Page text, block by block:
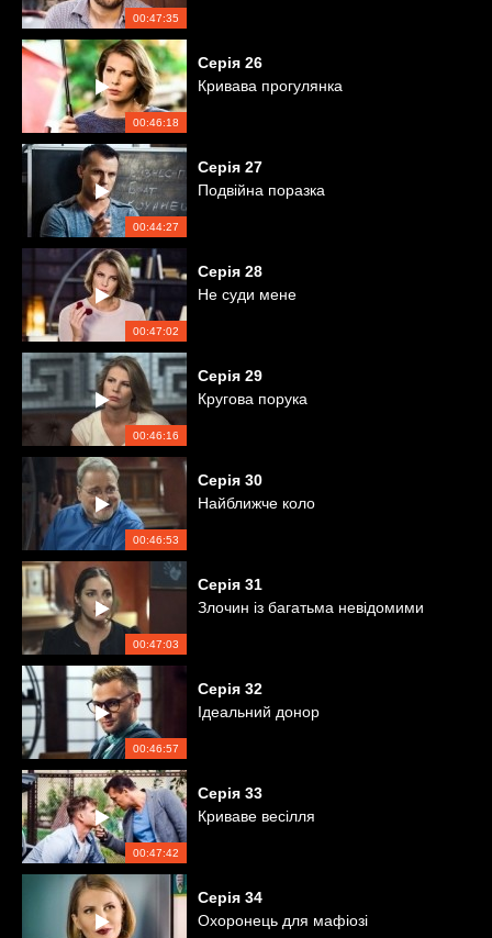
00:47:35
00:46:18
Серія 26
Кривава прогулянка
00:44:27
Серія 27
Подвійна поразка
00:47:02
Серія 28
Не суди мене
00:46:16
Серія 29
Кругова порука
00:46:53
Серія 30
Найближче коло
00:47:03
Серія 31
Злочин із багатьма невідомими
00:46:57
Серія 32
Ідеальний донор
00:47:42
Серія 33
Криваве весілля
Серія 34
Охоронець для мафіозі